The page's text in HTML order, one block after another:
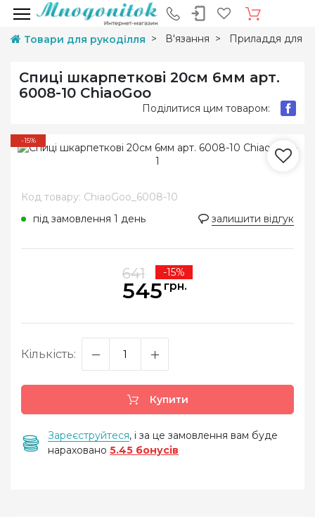
Товари для рукоділля В'язання Приладдя для
Спиці шкарпеткові 20см 6мм арт.
6008-10 ChiaoGoo
Поділитися цим товаром:
-15%
Код товару: ChiaoGoo_6008-10
під замовлення 1 день
залишити відгук
641 -15%
545 грн.
Кількість:
Купити
Зареєструйтеся, і за це замовлення вам буде
нараховано 5.45 бонусів